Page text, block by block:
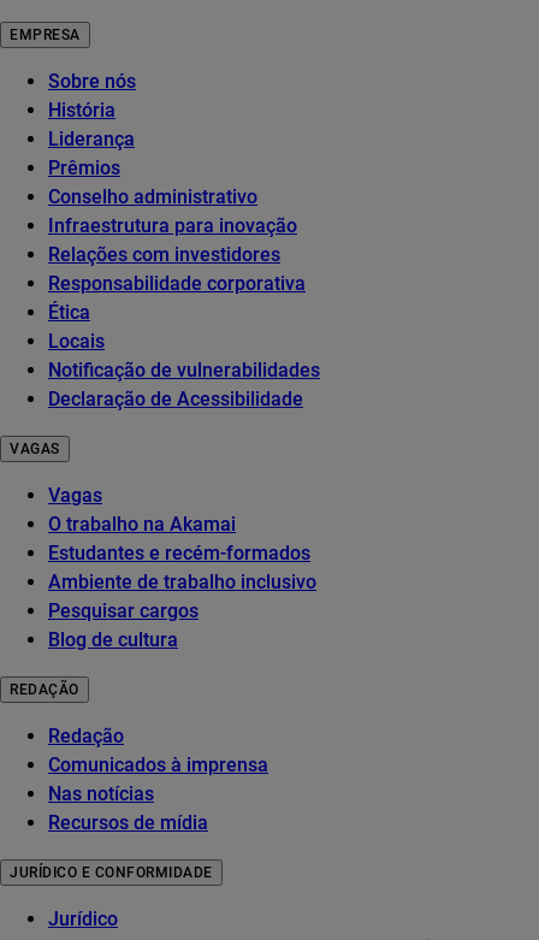
EMPRESA
Sobre nós
História
Liderança
Prêmios
Conselho administrativo
Infraestrutura para inovação
Relações com investidores
Responsabilidade corporativa
Ética
Locais
Notificação de vulnerabilidades
Declaração de Acessibilidade
VAGAS
Vagas
O trabalho na Akamai
Estudantes e recém-formados
Ambiente de trabalho inclusivo
Pesquisar cargos
Blog de cultura
REDAÇÃO
Redação
Comunicados à imprensa
Nas notícias
Recursos de mídia
JURÍDICO E CONFORMIDADE
Jurídico